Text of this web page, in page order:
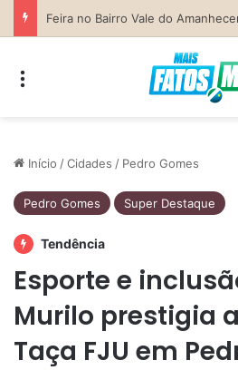
Previsão do Tempo para Costa
Início /Cidades / Pedro Gomes
Pedro Gomes Super Destaque
Tendência
Esporte e
Murilo prestigia
Taça FJU em